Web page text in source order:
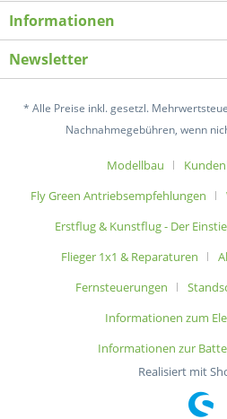
Informationen
Newsletter
* Alle Preise inkl. gesetzl.
Nachnahmegebühren, wenn
Modellbau
Fly Green Antriebsempfehlungen
Erstflug & Kunstflug - Der
Flieger 1x1 & Reparaturen
Fernsteuerungen
Informationen zum
Informationen zur
Realisiert mit